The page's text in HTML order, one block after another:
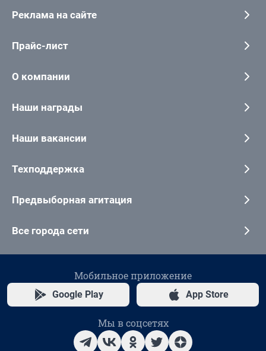
Реклама на сайте
Прайс-лист
О компании
Наши награды
Наши вакансии
Техподдержка
Предвыборная агитация
Все города сети
Мобильное приложение
Google Play App Store
Мы в соцсетях